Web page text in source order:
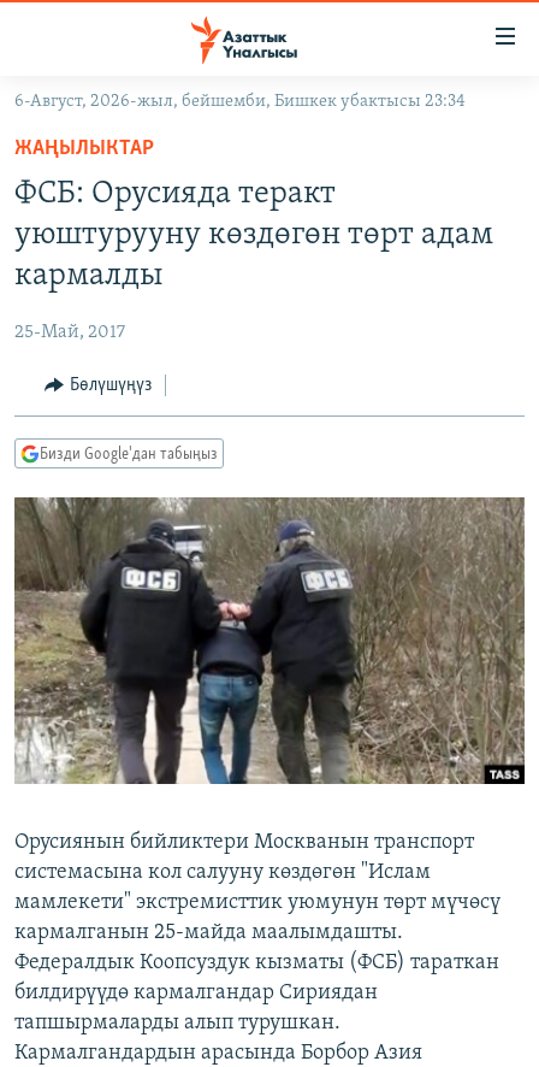
Навигацияга
өтүңүз
Издөөгө
салыңызКЫРГЫЗСТАН
МАДАНИЯТ
УКРАИНА
ТВ ПРОГРАММАЛАР
БҮГҮН АЗАТТЫКТА
ДАНИСТЕ
ЭЖЕ-СИҢДИЛЕР
АЗАТТЫК+
ЫҢГАЙСЫЗ СУРООЛОР
ПОДКАСТ
Русский
ОНЛАЙН ШЕРИНЕ
ЭЕ/АРнун бардык сайттары
6-Август, 2026-жыл, бейшемби, Бишкек убактысы 23:34
ЖАҢЫЛЫКТАР
ФСБ: Орусияда теракт
уюштурууну көздөгөн төрт адам
кармалды
25-Май, 2017
Бөлүшүңүз
Бизди Google'дан табыңыз
Орусиянын бийликтери Москванын транспорт
системасына кол салууну көздөгөн "Ислам
мамлекети" экстремисттик уюмунун төрт мүчөсү
кармалганын 25-майда маалымдашты.
Федералдык Коопсуздук кызматы (ФСБ) тараткан
билдирүүдө кармалгандар Сириядан
тапшырмаларды алып турушкан.
Кармалгандардын арасында Борбор Азия